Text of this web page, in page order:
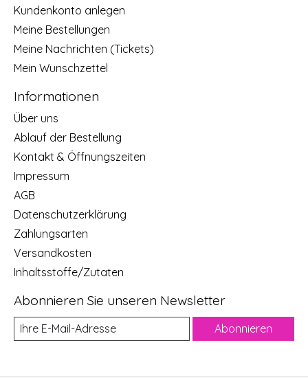
Kundenkonto anlegen
Meine Bestellungen
Meine Nachrichten (Tickets)
Mein Wunschzettel
Informationen
Über uns
Ablauf der Bestellung
Kontakt & Öffnungszeiten
Impressum
AGB
Datenschutzerklärung
Zahlungsarten
Versandkosten
Inhaltsstoffe/Zutaten
Abonnieren Sie unseren Newsletter
Abonnieren